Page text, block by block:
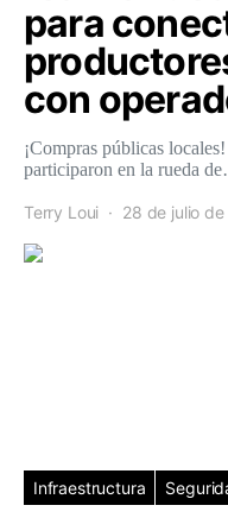
para
con
¡Compras públicas
participaron en la rueda
Terry Loui 28 de julio
Infraestructura